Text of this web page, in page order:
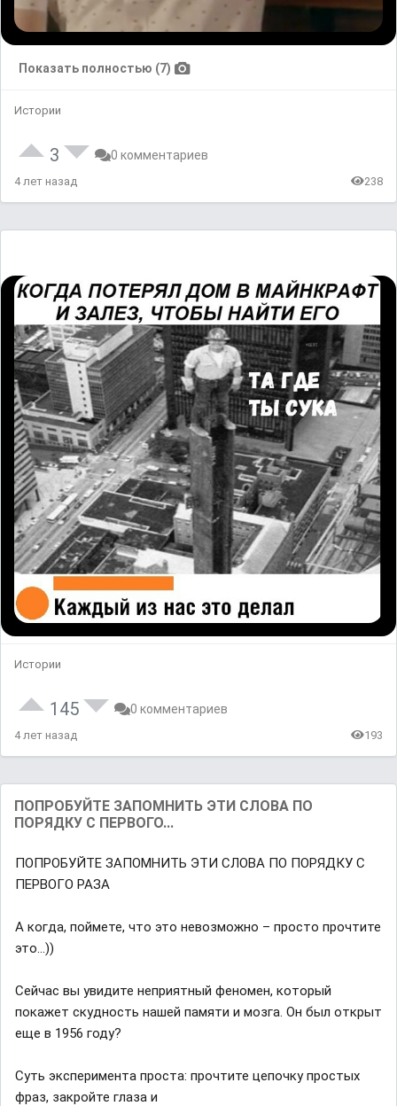
Показать полностью (7)
Истории
3 0 комментариев
4 лет назад 238
Истории
145 0 комментариев
4 лет назад 193
ПОПРОБУЙТЕ ЗАПОМНИТЬ ЭТИ СЛОВА ПО
ПОРЯДКУ С ПЕРВОГО...
ПОПРОБУЙТЕ ЗАПОМНИТЬ ЭТИ СЛОВА ПО ПОРЯДКУ С
ПЕРВОГО РАЗА
А когда, поймете, что это невозможно – просто прочтите
это…))
Сейчас вы увидите неприятный феномен, который
покажет скудность нашей памяти и мозга. Он был открыт
еще в 1956 году?
Суть эксперимента проста: прочтите цепочку простых
фраз, закройте глаза и